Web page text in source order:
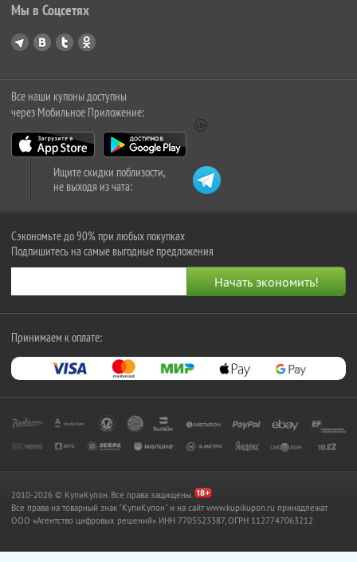
Мы в Соцсетях
Все наши купоны доступны
через Мобильное Приложение:
Ищите скидки поблизости,
не выходя из чата:
Сэкономьте до 90% при любых покупках
Подпишитесь на самые выгодные предложения
Принимаем к оплате:
2010-2026 © КупиКупон. Все права защищены.
Все права на товарный знак "КупиКупон" и на сайт www.kupikupon.ru принадлежат
OOO «Агентство цифровых решений» ИНН 7705523387, ОГРН 1127747063212